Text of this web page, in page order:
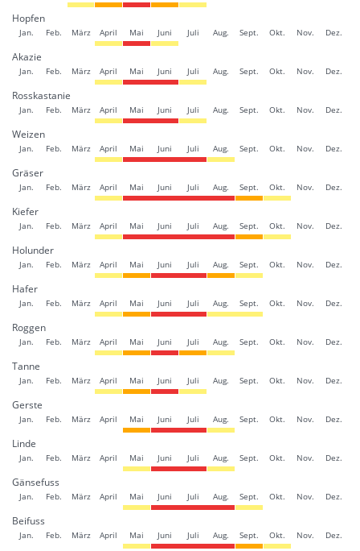
Hopfen
Jan. Feb. März April Mai Juni Juli Aug. Sept. Okt. Nov. Dez.
Akazie
Jan. Feb. März April Mai Juni Juli Aug. Sept. Okt. Nov. Dez.
Rosskastanie
Jan. Feb. März April Mai Juni Juli Aug. Sept. Okt. Nov. Dez.
Weizen
Jan. Feb. März April Mai Juni Juli Aug. Sept. Okt. Nov. Dez.
Gräser
Jan. Feb. März April Mai Juni Juli Aug. Sept. Okt. Nov. Dez.
Kiefer
Jan. Feb. März April Mai Juni Juli Aug. Sept. Okt. Nov. Dez.
Holunder
Jan. Feb. März April Mai Juni Juli Aug. Sept. Okt. Nov. Dez.
Hafer
Jan. Feb. März April Mai Juni Juli Aug. Sept. Okt. Nov. Dez.
Roggen
Jan. Feb. März April Mai Juni Juli Aug. Sept. Okt. Nov. Dez.
Tanne
Jan. Feb. März April Mai Juni Juli Aug. Sept. Okt. Nov. Dez.
Gerste
Jan. Feb. März April Mai Juni Juli Aug. Sept. Okt. Nov. Dez.
Linde
Jan. Feb. März April Mai Juni Juli Aug. Sept. Okt. Nov. Dez.
Gänsefuss
Jan. Feb. März April Mai Juni Juli Aug. Sept. Okt. Nov. Dez.
Beifuss
Jan. Feb. März April Mai Juni Juli Aug. Sept. Okt. Nov. Dez.